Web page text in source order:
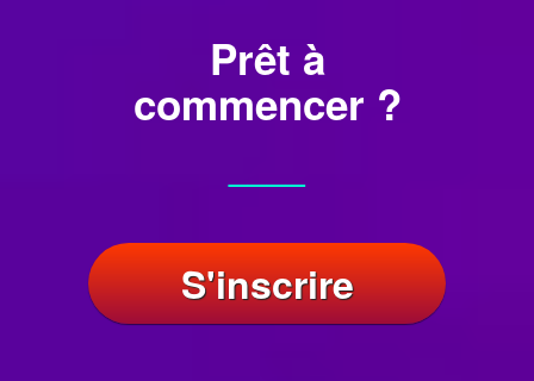
Prêt à
commencer ?
S'inscrire